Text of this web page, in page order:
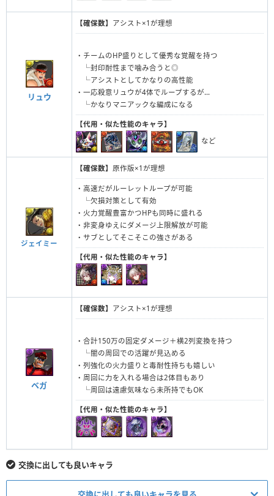
リュウ
【確保数】 アシスト×1が理想
・チームのHP盛りとして優秀な覚醒を持つ
└封印耐性まで噛み合うと◎
└アシストとしてかなりの高性能
・一応殺意リュウが4体でループするが...
└かなりマニアックな編成になる
【代用・似た性能のキャラ】
など
ジェイミー
【確保数】 原作版×1が理想
・高速だがルーレットループが可能
└欠損対策として有効
・火力覚醒豊富かつHPも同時に盛れる
・非変身ゆえにダメージ上限解放が可能
・サブとしてそこそこの強さがある
【代用・似た性能のキャラ】
ベガ
【確保数】 アシスト×1が理想
・合計150万の固定ダメージ＋横2列変換を持つ
└闇の周回での活躍が見込める
・列強化の火力盛りと毒耐性持ちも嬉しい
・周回に力を入れる場合は2体目もあり
└周回は遠慮気味なら未所持でもOK
【代用・似た性能のキャラ】
交換に出しても良いキャラ